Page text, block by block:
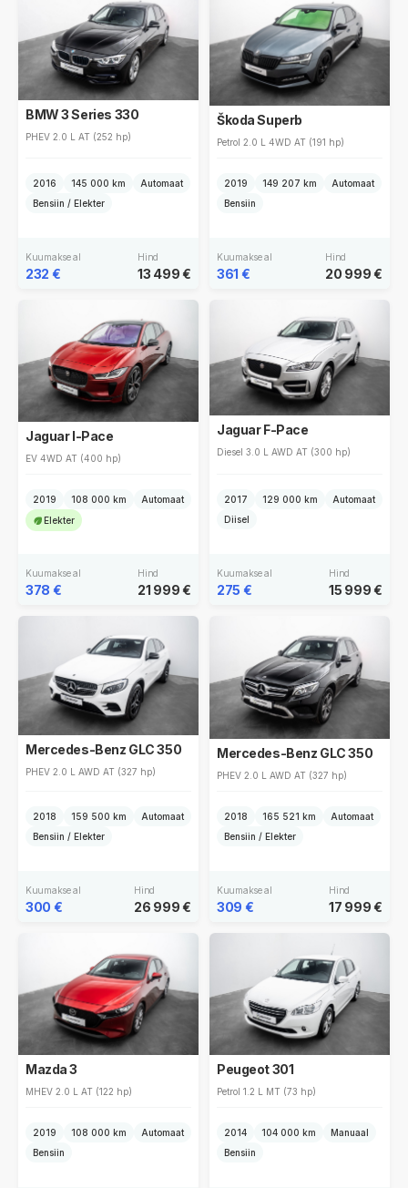
BMW 3 Series 330
PHEV 2.0 L AT (252 hp)
2016 145 000 km
Automaat
Bensiin / Elekter
Kuumakse al
232 €
Hind
13 499 €
Škoda Superb
Petrol 2.0 L 4WD AT (191 hp)
2019 149 207 km
Automaat
Bensiin
Kuumakse al
361 €
Hind
20 999 €
Jaguar I-Pace
EV 4WD AT (400 hp)
2019 108 000 km
Automaat
Elekter
Kuumakse al
378 €
Hind
21 999 €
Jaguar F-Pace
Diesel 3.0 L AWD AT (300 hp)
2017 129 000 km
Automaat
Diisel
Kuumakse al
275 €
Hind
15 999 €
Mercedes-Benz GLC 350
PHEV 2.0 L AWD AT (327 hp)
2018 159 500 km
Automaat
Bensiin / Elekter
Kuumakse al
300 €
Hind
26 999 €
Mercedes-Benz GLC 350
PHEV 2.0 L AWD AT (327 hp)
2018 165 521 km
Automaat
Bensiin / Elekter
Kuumakse al
309 €
Hind
17 999 €
Mazda 3
MHEV 2.0 L AT (122 hp)
2019 108 000 km
Automaat
Bensiin
Peugeot 301
Petrol 1.2 L MT (73 hp)
2014 104 000 km
Manuaal
Bensiin